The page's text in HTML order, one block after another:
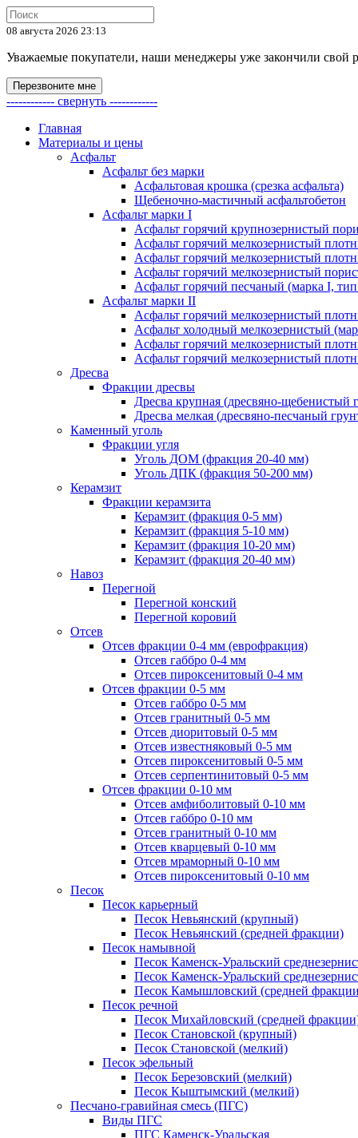
08 августа 2026 23:13
Уважаемые покупатели, наши менеджеры уже закончили свой
Перезвоните мне
------------ свернуть ------------
Главная
Материалы и цены
Асфальт
Асфальт без марки
Асфальтовая крошка (срезка асфальта)
Щебеночно-мастичный асфальтобетон
Асфальт марки I
Асфальт горячий крупнозернистый
Асфальт горячий мелкозернистый
Асфальт горячий мелкозернистый
Асфальт горячий мелкозернистый
Асфальт горячий песчаный (марка I,
Асфальт марки II
Асфальт горячий мелкозернистый
Асфальт холодный мелкозернистый
Асфальт горячий мелкозернистый
Асфальт горячий мелкозернистый
Дресва
Фракции дресвы
Дресва крупная (дресвяно-щебенистый
Дресва мелкая (дресвяно-песчаный
Каменный уголь
Фракции угля
Уголь ДОМ (фракция 20-40 мм)
Уголь ДПК (фракция 50-200 мм)
Керамзит
Фракции керамзита
Керамзит (фракция 0-5 мм)
Керамзит (фракция 5-10 мм)
Керамзит (фракция 10-20 мм)
Керамзит (фракция 20-40 мм)
Навоз
Перегной
Перегной конский
Перегной коровий
Отсев
Отсев фракции 0-4 мм (еврофракция)
Отсев габбро 0-4 мм
Отсев пироксенитовый 0-4 мм
Отсев фракции 0-5 мм
Отсев габбро 0-5 мм
Отсев гранитный 0-5 мм
Отсев диоритовый 0-5 мм
Отсев известняковый 0-5 мм
Отсев пироксенитовый 0-5 мм
Отсев серпентинитовый 0-5 мм
Отсев фракции 0-10 мм
Отсев амфиболитовый 0-10 мм
Отсев габбро 0-10 мм
Отсев гранитный 0-10 мм
Отсев кварцевый 0-10 мм
Отсев мраморный 0-10 мм
Отсев пироксенитовый 0-10 мм
Песок
Песок карьерный
Песок Невьянский (крупный)
Песок Невьянский (средней фракции)
Песок намывной
Песок Каменск-Уральский
Песок Каменск-Уральский
Песок Камышловский (средней
Песок речной
Песок Михайловский (средней
Песок Становской (крупный)
Песок Становской (мелкий)
Песок эфельный
Песок Березовский (мелкий)
Песок Кыштымский (мелкий)
Песчано-гравийная смесь (ПГС)
Виды ПГС
ПГС Каменск-Уральская